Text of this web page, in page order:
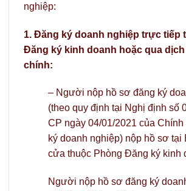
nghiệp:
1. Đăng ký doanh nghiệp trực tiếp
Đăng ký kinh doanh hoặc qua
chính:
– Người nộp hồ sơ đăng ký
(theo quy định tại Nghị định số
CP ngày 04/01/2021 của Chính
ký doanh nghiệp) nộp hồ sơ tại
cửa thuộc Phòng Đăng ký kinh
Người nộp hồ sơ đăng ký